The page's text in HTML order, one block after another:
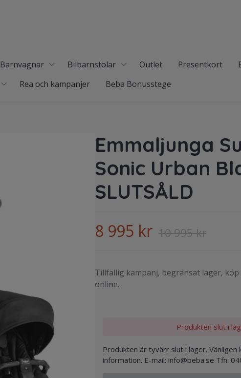
Barnvagnar Bilbarnstolar Outlet Presentkort
Rea och kampanjer Beba Bonusstege
Emmaljunga
Sonic Urban
SLUTSÅLD
8 995 kr 10 995 kr
Tillfällig kampanj, begränsat lager,
online.
Produkten slut i
Produkten är tyvärr slut i lager.
information. E-mail: info@beba.se Tfn: